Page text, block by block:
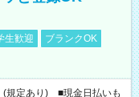
生歓迎
ブランクOK
規定あり) ■現金日払いも